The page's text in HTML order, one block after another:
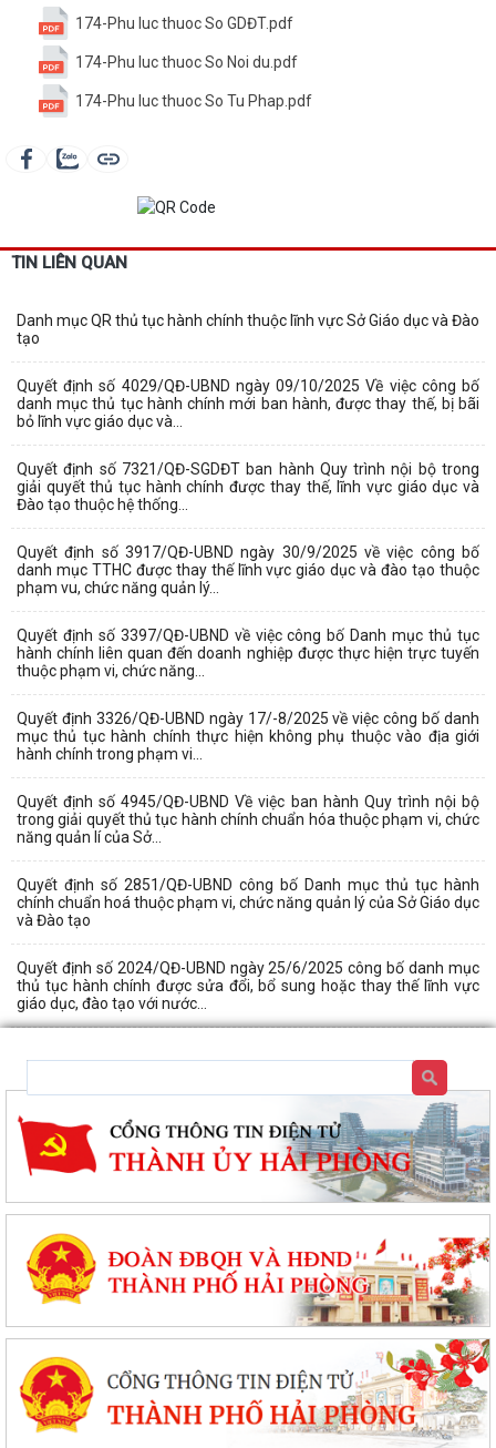
174-Phu luc thuoc So GDĐT.pdf
174-Phu luc thuoc So Noi du.pdf
174-Phu luc thuoc So Tu Phap.pdf
TIN LIÊN QUAN
Danh mục QR thủ tục hành chính thuộc lĩnh vực Sở Giáo dục và Đào
tạo
Quyết định số 4029/QĐ-UBND ngày 09/10/2025 Về việc công bố
danh mục thủ tục hành chính mới ban hành, được thay thế, bị bãi
bỏ lĩnh vực giáo dục và...
Quyết định số 7321/QĐ-SGDĐT ban hành Quy trình nội bộ trong
giải quyết thủ tục hành chính được thay thế, lĩnh vực giáo dục và
Đào tạo thuộc hệ thống...
Quyết định số 3917/QĐ-UBND ngày 30/9/2025 về việc công bố
danh mục TTHC được thay thế lĩnh vực giáo dục và đào tạo thuộc
phạm vu, chức năng quản lý...
Quyết định số 3397/QĐ-UBND về việc công bố Danh mục thủ tục
hành chính liên quan đến doanh nghiệp được thực hiện trực tuyến
thuộc phạm vi, chức năng...
Quyết định 3326/QĐ-UBND ngày 17/-8/2025 về việc công bố danh
mục thủ tục hành chính thực hiện không phụ thuộc vào địa giới
hành chính trong phạm vi...
Quyết định số 4945/QĐ-UBND Về việc ban hành Quy trình nội bộ
trong giải quyết thủ tục hành chính chuẩn hóa thuộc phạm vi, chức
năng quản lí của Sở...
Quyết định số 2851/QĐ-UBND công bố Danh mục thủ tục hành
chính chuẩn hoá thuộc phạm vi, chức năng quản lý của Sở Giáo dục
và Đào tạo
Quyết định số 2024/QĐ-UBND ngày 25/6/2025 công bố danh mục
thủ tục hành chính được sửa đổi, bổ sung hoặc thay thế lĩnh vực
giáo dục, đào tạo với nước...